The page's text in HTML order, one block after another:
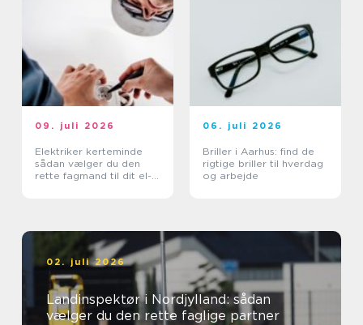
09. juli 2026
Elektriker kerteminde
sådan vælger du den
rette fagmand til dit el-
06. juli 2026
Briller i Aarhus: find de
rigtige briller til hverdag
og arbejde
02. juli 2026
Landinspektør i Nordjylland: sådan
vælger du den rette faglige partner